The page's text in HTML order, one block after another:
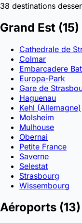
38 destinations
Grand Est (15)
Cathedrale de
Colmar
Embarcadere
Europa-Park
Gare de
Haguenau
Kehl (Allemagne)
Molsheim
Mulhouse
Obernai
Petite France
Saverne
Selestat
Strasbourg
Wissembourg
Aéroports (13)